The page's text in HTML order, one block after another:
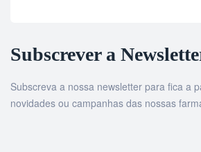
Subscrever a
Subscreva a nossa newsletter para fica a
novidades ou campanhas das nossas